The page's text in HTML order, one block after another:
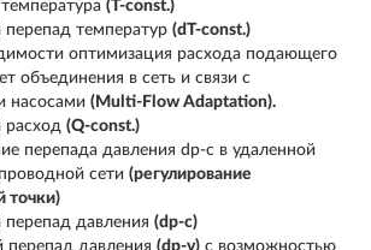
(T-const.)
перепад температур (dT-const.)
оптимизация расхода подающего
объединения в сеть и связи с
насосами (Multi-Flow Adaptation).
расход (Q-const.)
перепада давления dp-c в удаленной
сети (регулирование
точки)
перепад давления (dp-c)